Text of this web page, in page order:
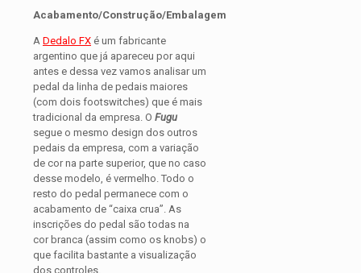
Acabamento/Construção/Embalagem
A Dedalo FX é um fabricante
argentino que já apareceu por aqui
antes e dessa vez vamos analisar um
pedal da linha de pedais maiores
(com dois footswitches) que é mais
tradicional da empresa. O Fugu
segue o mesmo design dos outros
pedais da empresa, com a variação
de cor na parte superior, que no caso
desse modelo, é vermelho. Todo o
resto do pedal permanece com o
acabamento de “caixa crua”. As
inscrições do pedal são todas na
cor branca (assim como os knobs) o
que facilita bastante a visualização
dos controles.